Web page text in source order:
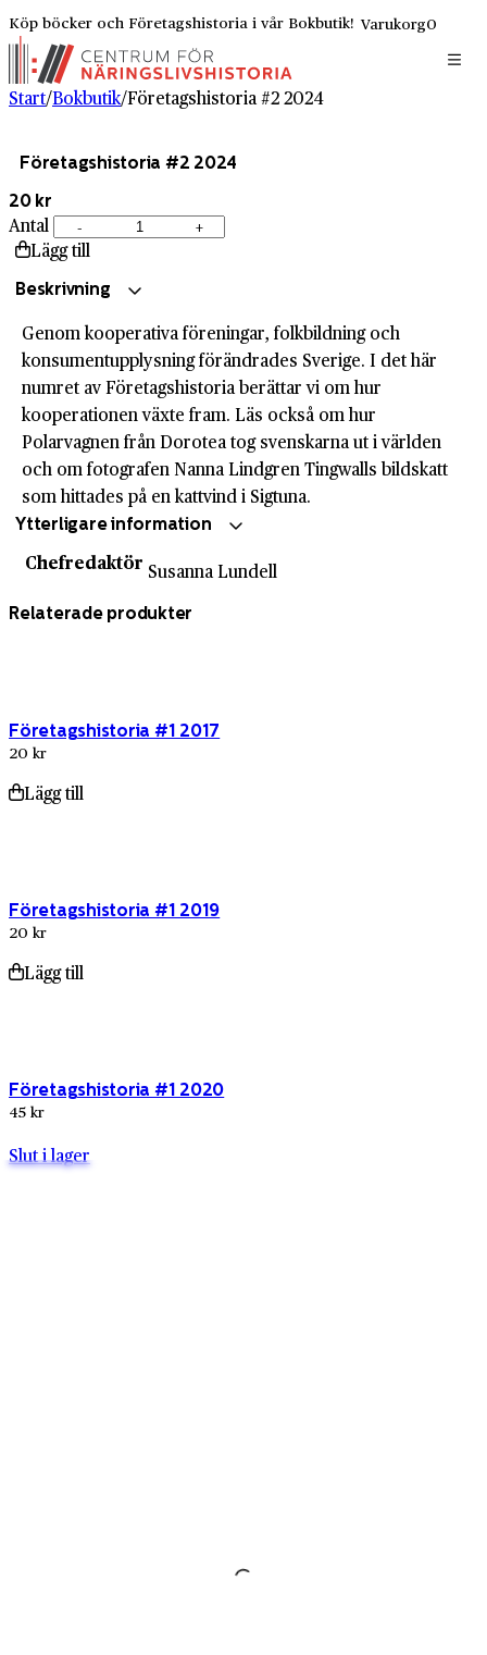
Köp böcker och Företagshistoria i vår Bokbutik! Varukorg0
Start/Bokbutik/Företagshistoria #2 2024
Företagshistoria #2 2024
20 kr
Antal -
Företagshistoria
#2
2024
+
Lägg till
Beskrivning
Genom kooperativa föreningar, folkbildning och
konsumentupplysning förändrades Sverige. I det här
numret av Företagshistoria berättar vi om hur
kooperationen växte fram. Läs också om hur
Polarvagnen från Dorotea tog svenskarna ut i världen
och om fotografen Nanna Lindgren Tingwalls bildskatt
som hittades på en kattvind i Sigtuna.
Ytterligare information
Chefredaktör Susanna Lundell
Relaterade produkter
Företagshistoria #1 2017
20 kr
Lägg till
Företagshistoria #1 2019
20 kr
Lägg till
Företagshistoria #1 2020
45 kr
Slut i lager